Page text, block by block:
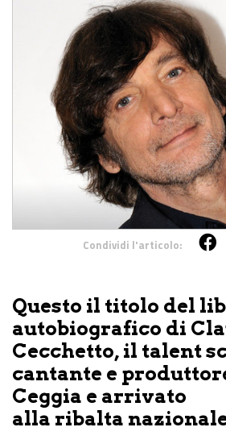
Condividi l'articolo:
Questo il titolo del
autobiografico di
Cecchetto, il talent
cantante e
Ceggia e arrivato
alla ribalta